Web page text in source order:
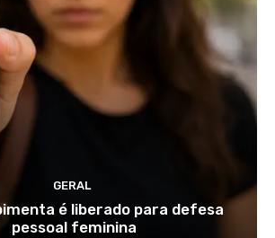
GERAL
é liberado para defesa
pessoal feminina